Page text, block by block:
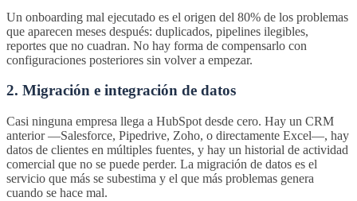
Un onboarding mal ejecutado es el origen del 80% de los problemas
que aparecen meses después: duplicados, pipelines ilegibles,
reportes que no cuadran. No hay forma de compensarlo con
configuraciones posteriores sin volver a empezar.
2. Migración e integración de datos
Casi ninguna empresa llega a HubSpot desde cero. Hay un CRM
anterior —Salesforce, Pipedrive, Zoho, o directamente Excel—, hay
datos de clientes en múltiples fuentes, y hay un historial de actividad
comercial que no se puede perder. La migración de datos es el
servicio que más se subestima y el que más problemas genera
cuando se hace mal.